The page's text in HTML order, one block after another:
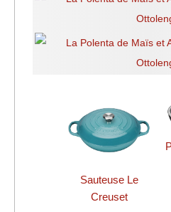
Sauteuse Le
Creuset